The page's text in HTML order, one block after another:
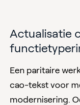
Actualisatie
Een paritaire
cao-tekst voor
modernisering.